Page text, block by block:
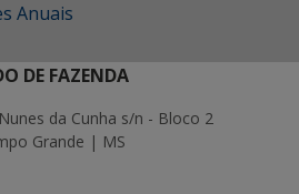
Anuais
DE FAZENDA
da Cunha s/n - Bloco 2
Grande | MS